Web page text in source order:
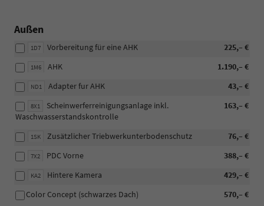
Außen
1D7 225,– €
Vorbereitung für eine AHK
1M6 1.190,– €
AHK
ND1 43,– €
Adapter fur AHK
8X1 163,– €
Scheinwerferreinigungsanlage inkl.
Waschwasserstandskontrolle
1SK 76,– €
Zusätzlicher Triebwerkunterbodenschutz
7X2 388,– €
PDC Vorne
KA2 429,– €
Hintere Kamera
570,– €
Color Concept (schwarzes Dach)